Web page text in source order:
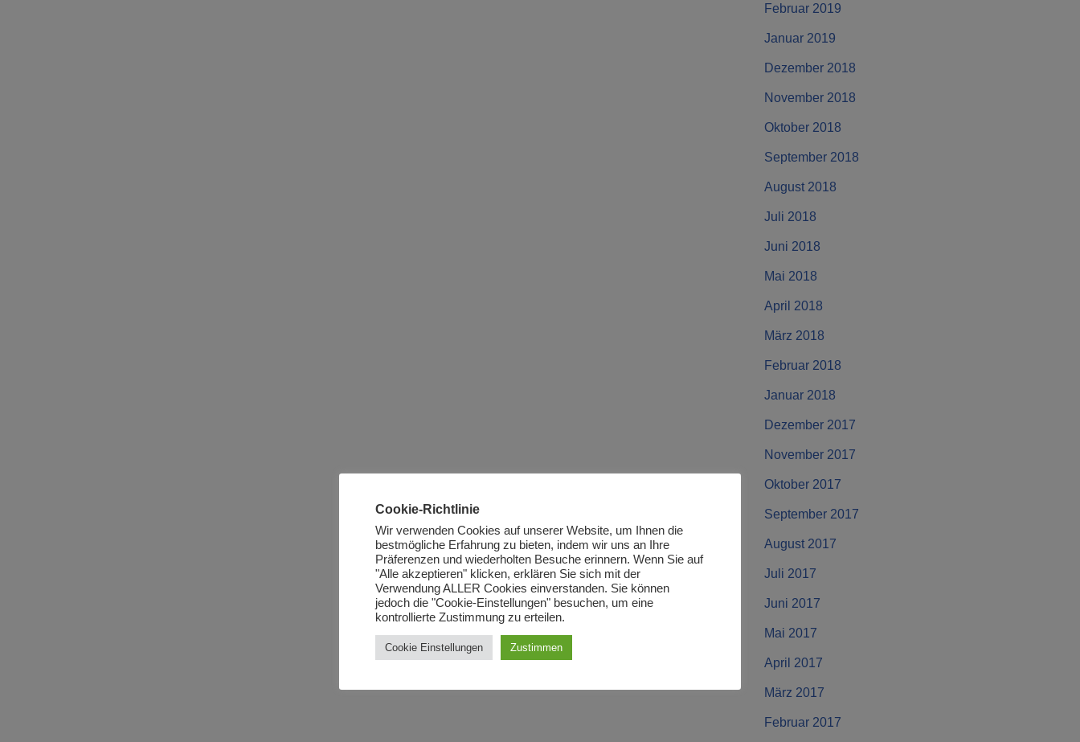
Februar 2019
Januar 2019
Dezember 2018
November 2018
Oktober 2018
September 2018
August 2018
Juli 2018
Juni 2018
Mai 2018
April 2018
März 2018
Februar 2018
Januar 2018
Dezember 2017
November 2017
Oktober 2017
September 2017
August 2017
Juli 2017
Juni 2017
Mai 2017
April 2017
März 2017
Februar 2017
Cookie-Richtlinie
Wir verwenden Cookies auf unserer Website, um Ihnen die
bestmögliche Erfahrung zu bieten, indem wir uns an Ihre
Präferenzen und wiederholten Besuche erinnern. Wenn Sie auf
"Alle akzeptieren" klicken, erklären Sie sich mit der
Verwendung ALLER Cookies einverstanden. Sie können
jedoch die "Cookie-Einstellungen" besuchen, um eine
kontrollierte Zustimmung zu erteilen.
Cookie Einstellungen Zustimmen